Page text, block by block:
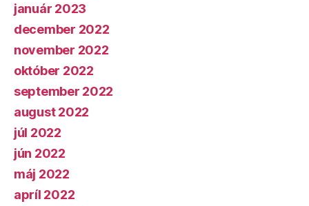
január 2023
december 2022
november 2022
október 2022
september 2022
august 2022
júl 2022
jún 2022
máj 2022
apríl 2022